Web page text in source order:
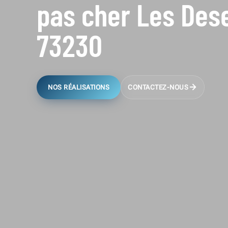
pas cher Les
73230
NOS RÉALISATIONS CONTACTEZ-NOUS